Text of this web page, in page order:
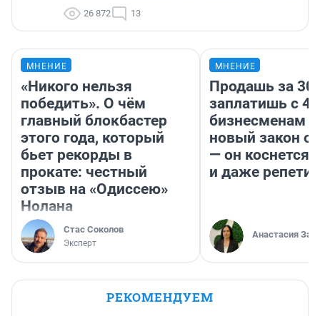
26 872 13
МНЕНИЕ
«Никого нельзя
победить». О чём
главный блокбастер
этого года, который
бьет рекорды в
прокате: честный
отзыв на «Одиссею»
Нолана
Стас Соколов
Эксперт
МНЕНИЕ
Продашь за
заплатишь с
бизнесменам
новый закон о
— он коснется
и даже
Анастасия
РЕКОМЕНДУЕМ